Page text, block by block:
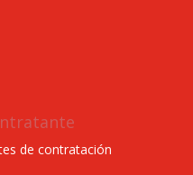
de contratación